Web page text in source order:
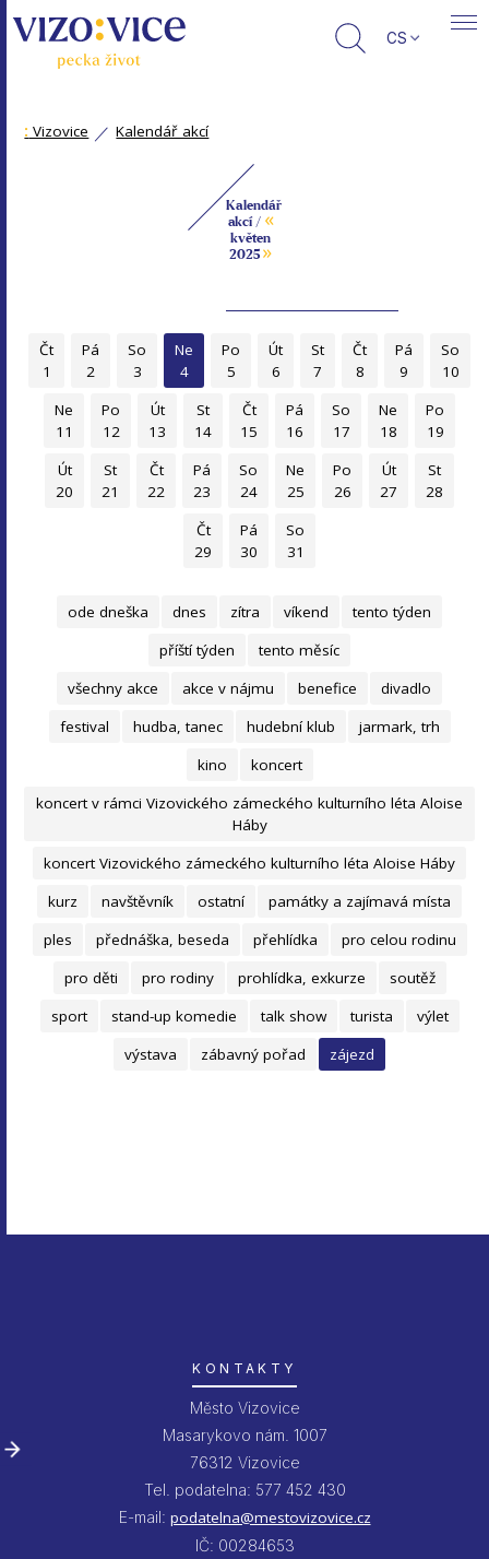
CS
: Vizovice Kalendář akcí
Kalendář
akcí / «
květen
2025»
Čt
1
Pá
2
So
3
Ne
4
Po
5
Út
6
St
7
Čt
8
Pá
9
So
10
Ne
11
Po
12
Út
13
St
14
Čt
15
Pá
16
So
17
Ne
18
Po
19
Út
20
St
21
Čt
22
Pá
23
So
24
Ne
25
Po
26
Út
27
St
28
Čt
29
Pá
30
So
31
ode dneška dnes zítra víkend
tento týden
příští týden
tento měsíc
všechny akce
akce v nájmu benefice
divadlo
festival
hudba, tanec hudební klub
jarmark, trh
kino
koncert
koncert v rámci Vizovického zámeckého kulturního léta Aloise
Háby
koncert Vizovického zámeckého kulturního léta Aloise Háby
kurz
navštěvník ostatní
památky a zajímavá místa
ples
přednáška, beseda přehlídka
pro celou rodinu
pro děti
pro rodiny prohlídka, exkurze
soutěž
sport
stand-up komedie talk show turista
výlet
výstava
zábavný pořad zájezd
KONTAKTY
Město Vizovice
Masarykovo nám. 1007
76312 Vizovice
Tel. podatelna: 577 452 430
E-mail: podatelna@mestovizovice.cz
IČ: 00284653